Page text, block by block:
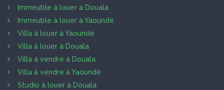
Immeuble à louer à Douala
Immeuble à louer à Yaoundé
Villa à louer à Yaoundé
Villa à louer à Douala
Villa à vendre à Douala
Villa à vendre à Yaoundé
Studio à louer à Douala